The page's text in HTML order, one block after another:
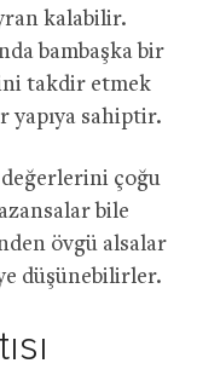
kalabilir.
bambaşka bir
takdir etmek
sahiptir.
değerlerini çoğu
bile
övgü alsalar
düşünebilirler.